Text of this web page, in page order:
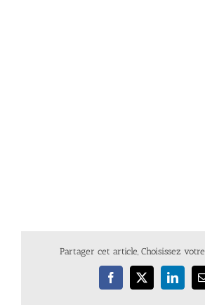
Partager cet article, Choisissez
Facebook
X